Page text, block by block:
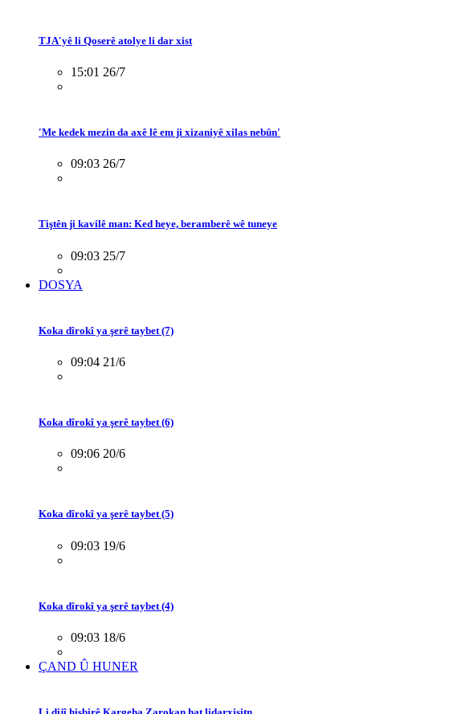
TJA'yê li Qoserê atolye li dar xist
15:01 26/7
'Me kedek mezin da axê lê em ji xizaniyê xilas nebûn'
09:03 26/7
Tiştên ji kavilê man: Ked heye, beramberê wê tuneye
09:03 25/7
DOSYA
Koka dîrokî ya şerê taybet (7)
09:04 21/6
Koka dîrokî ya şerê taybet (6)
09:06 20/6
Koka dîrokî ya şerê taybet (5)
09:03 19/6
Koka dîrokî ya şerê taybet (4)
09:03 18/6
ÇAND Û HUNER